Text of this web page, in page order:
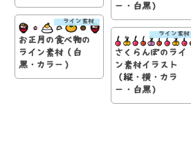
ライン素材
お正月の食べ物の
ライン素材（白
黒・カラー）
ー・白黒）
ライン素材
さくらんぼのライ
ン素材イラスト
（縦・横・カラ
ー・白黒）